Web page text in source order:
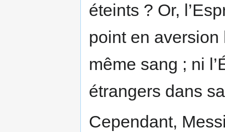
éteints ? Or,
point en aversion
même sang ; ni
étrangers dans
Cependant,